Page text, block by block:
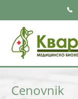
Cenovnik